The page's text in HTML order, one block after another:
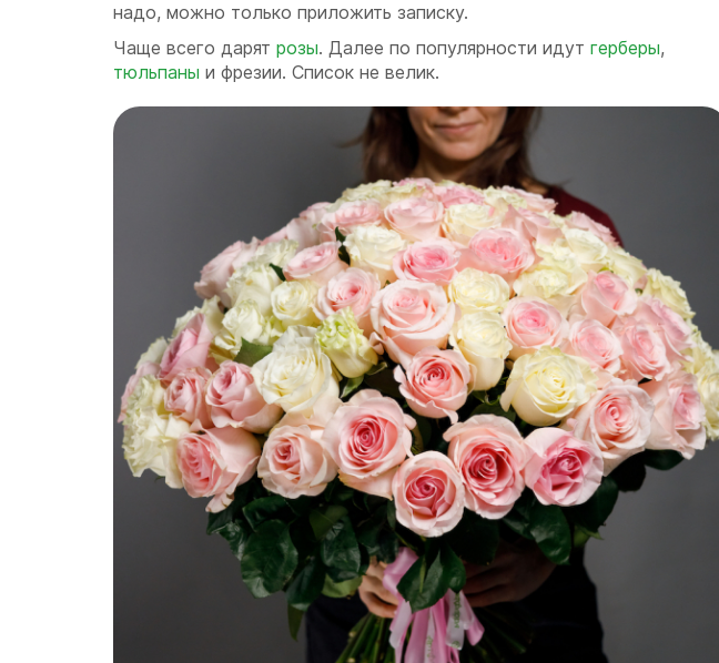
надо, можно только приложить записку.
Чаще всего дарят розы. Далее по популярности идут герберы,
тюльпаны и фрезии. Список не велик.